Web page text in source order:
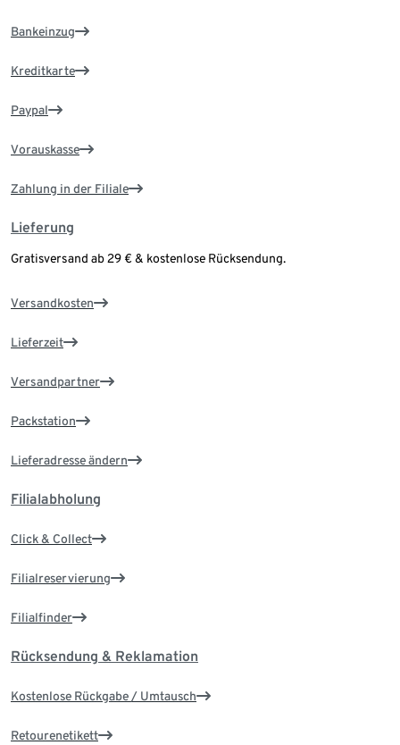
Bankeinzug
Kreditkarte
Paypal
Vorauskasse
Zahlung in der Filiale
Lieferung
Gratisversand ab 29 € & kostenlose Rücksendung.
Versandkosten
Lieferzeit
Versandpartner
Packstation
Lieferadresse ändern
Filialabholung
Click & Collect
Filialreservierung
Filialfinder
Rücksendung & Reklamation
Kostenlose Rückgabe / Umtausch
Retourenetikett